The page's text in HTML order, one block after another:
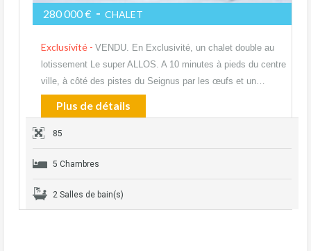
280 000 € - CHALET
Exclusivité - VENDU. En Exclusivité, un chalet double au
lotissement Le super ALLOS. A 10 minutes à pieds du centre
ville, à côté des pistes du Seignus par les œufs et un…
Plus de détails
85
5 Chambres
2 Salles de bain(s)